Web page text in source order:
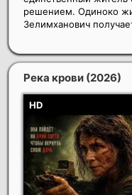
решением. Одиноко
Зелимханович
Река крови (2026)